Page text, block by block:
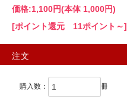
価格:1,100円(本体 1,000円)
[ポイント還元 11ポイント～]
注文
購入数： 冊